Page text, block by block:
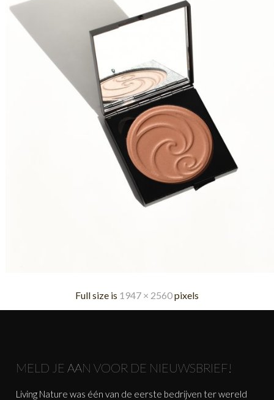
Full size is 1947 × 2560pixels
MELD JE AAN VOOR DE NIEUWSBRIEF!
Living Nature was één van de eerste bedrijven ter wereld